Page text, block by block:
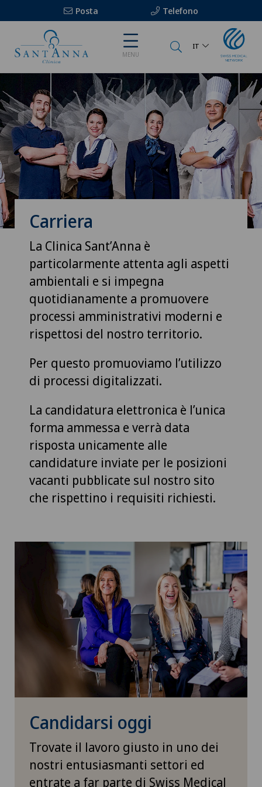
Posta Telefono
MENU
IT
Carriera
La Clinica Sant’Anna è
particolarmente attenta agli aspetti
ambientali e si impegna
quotidianamente a promuovere
processi amministrativi moderni e
rispettosi del nostro territorio.
Per questo promuoviamo l’utilizzo
di processi digitalizzati.
La candidatura elettronica è l’unica
forma ammessa e verrà data
risposta unicamente alle
candidature inviate per le posizioni
vacanti pubblicate sul nostro sito
che rispettino i requisiti richiesti.
Candidarsi oggi
Trovate il lavoro giusto in uno dei
nostri entusiasmanti settori ed
entrate a far parte di Swiss Medical